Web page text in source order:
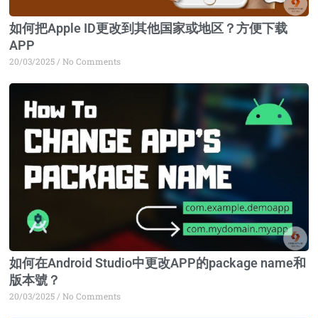
如何把Apple ID更改到其他国家或地区？方便下载
APP
20/03/2025 No Comments
如何在Android Studio中更改APP的package name和
版本號？
20/03/2025 No Comments